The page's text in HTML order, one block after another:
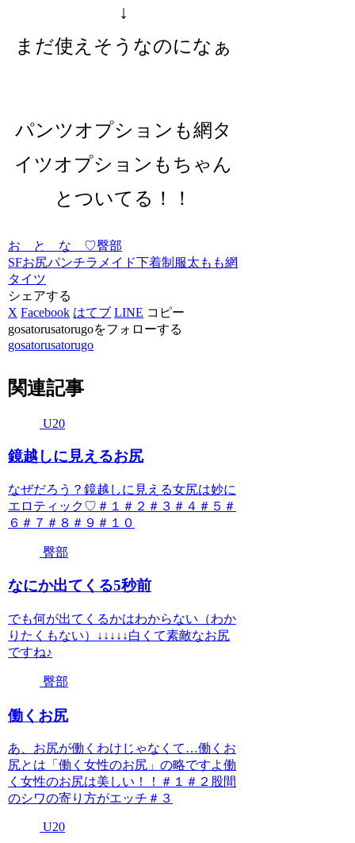
↓
まだ使えそうなのになぁ
パンツオプションも網タ
イツオプションもちゃん
とついてる！！
お と な ♡臀部
SFお尻パンチラ メイド下着制服太もも網
タイツ
シェアする
X Facebook はてブ LINE コピー
gosatorusatorugoをフォローする
gosatorusatorugo
関連記事
U20
鏡越しに見えるお尻
なぜだろう？鏡越しに見える女尻は妙に
エロティック♡＃１＃２＃３＃４＃５＃
６＃７＃８＃９＃１０
臀部
なにか出てくる5秒前
でも何が出てくるかはわからない（わか
りたくもない）↓↓↓↓↓白くて素敵なお尻
ですね♪
臀部
働くお尻
あ、お尻が働くわけじゃなくて…働くお
尻とは「働く女性のお尻」の略ですよ働
く女性のお尻は美しい！！＃１＃２股間
のシワの寄り方がエッチ＃３
U20